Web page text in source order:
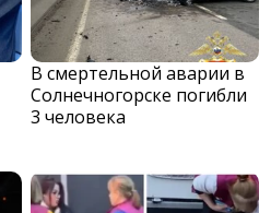
В смертельной аварии в
Солнечногорске погибли
3 человека